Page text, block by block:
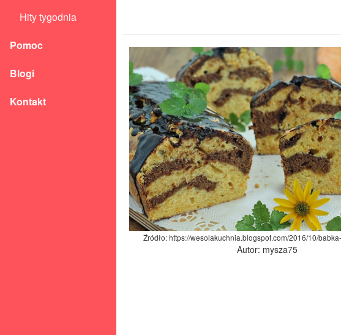
Hity tygodnia
Pomoc
Blogi
Kontakt
Źródło: https://wesolakuchnia.blogspot.com/2016/10/
Autor: mysza75